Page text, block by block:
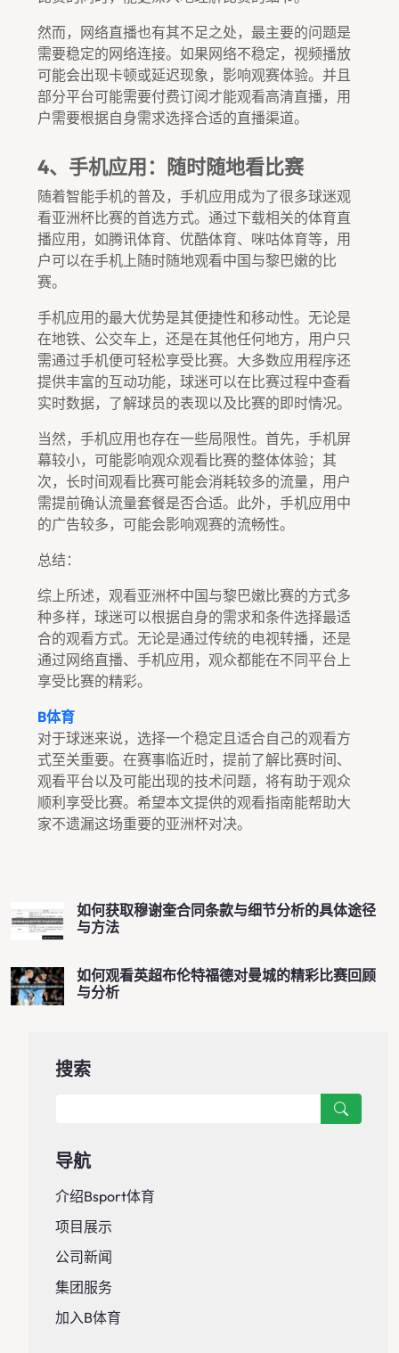
然而，网络直播也有其不足之处，最主要的问题是
需要稳定的网络连接。如果网络不稳定，视频播放
可能会出现卡顿或延迟现象，影响观赛体验。并且
部分平台可能需要付费订阅才能观看高清直播，用
户需要根据自身需求选择合适的直播渠道。
4、手机应用：随时随地看比赛
随着智能手机的普及，手机应用成为了很多球迷观
看亚洲杯比赛的首选方式。通过下载相关的体育直
播应用，如腾讯体育、优酷体育、咪咕体育等，用
户可以在手机上随时随地观看中国与黎巴嫩的比
赛。
手机应用的最大优势是其便捷性和移动性。无论是
在地铁、公交车上，还是在其他任何地方，用户只
需通过手机便可轻松享受比赛。大多数应用程序还
提供丰富的互动功能，球迷可以在比赛过程中查看
实时数据，了解球员的表现以及比赛的即时情况。
当然，手机应用也存在一些局限性。首先，手机屏
幕较小，可能影响观众观看比赛的整体体验；其
次，长时间观看比赛可能会消耗较多的流量，用户
需提前确认流量套餐是否合适。此外，手机应用中
的广告较多，可能会影响观赛的流畅性。
总结：
综上所述，观看亚洲杯中国与黎巴嫩比赛的方式多
种多样，球迷可以根据自身的需求和条件选择最适
合的观看方式。无论是通过传统的电视转播，还是
通过网络直播、手机应用，观众都能在不同平台上
享受比赛的精彩。
B体育
对于球迷来说，选择一个稳定且适合自己的观看方
式至关重要。在赛事临近时，提前了解比赛时间、
观看平台以及可能出现的技术问题，将有助于观众
顺利享受比赛。希望本文提供的观看指南能帮助大
家不遗漏这场重要的亚洲杯对决。
如何获取穆谢奎合同条款与细节分析的具体途径
与方法
如何观看英超布伦特福德对曼城的精彩比赛回顾
与分析
搜索
导航
介绍bsport体育
项目展示
公司新闻
集团服务
加入B体育